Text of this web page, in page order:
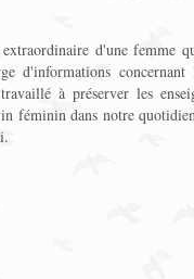
d'une femme
d'informations
à préserver les
féminin dans notre